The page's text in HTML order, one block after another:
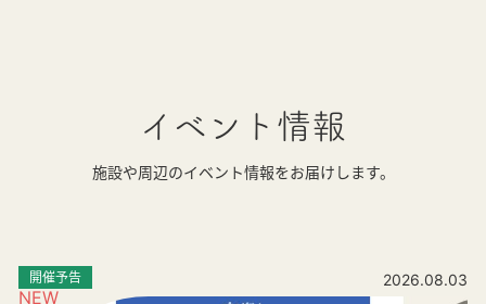
イベント情報
施設や周辺のイベント情報をお届けします。
NEW
開催予告 2026.08.03